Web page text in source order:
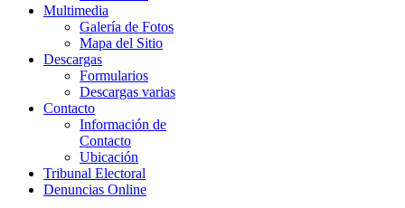
Multimedia
Galería de Fotos
Mapa del Sitio
Descargas
Formularios
Descargas varias
Contacto
Información de
Contacto
Ubicación
Tribunal Electoral
Denuncias Online